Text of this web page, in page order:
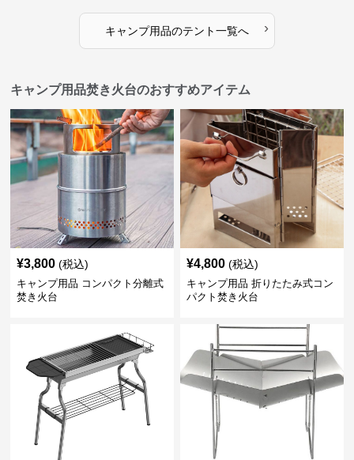
キャンプ用品のテント一覧へ ›
キャンプ用品焚き火台のおすすめアイテム
¥3,800 (税込)
キャンプ用品 コンパクト分離式
焚き火台
¥4,800 (税込)
キャンプ用品 折りたたみ式コン
パクト焚き火台